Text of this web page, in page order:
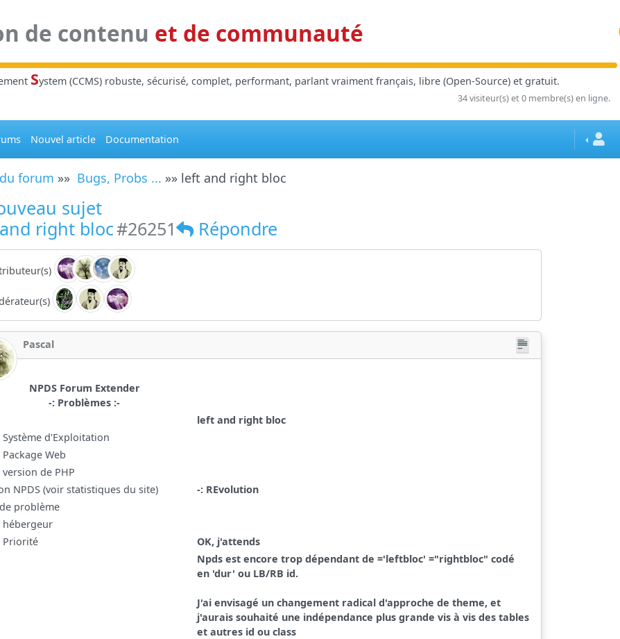
de contenu et de communauté
System (CCMS) robuste, sécurisé, complet, performant, parlant vraiment français, libre (Open-Source) et gratuit.
34 visiteur(s) et 0 membre(s) en ligne.
Nouvel article Documentation
forum »» Bugs, Probs ... »» left and right bloc
sujet
right bloc#26251 Répondre
Pascal
NPDS Forum Extender
-: Problèmes :-
left and right bloc
Système d'Exploitation
Web
de PHP
NPDS (voir statistiques du site)
-: REvolution
problème
hébergeur
Priorité
OK, j'attends
Npds est encore trop dépendant de ='leftbloc' ="rightbloc" codé
en 'dur' ou LB/RB id.
J'ai envisagé un changement radical d'approche de theme, et
j'aurais souhaité une indépendance plus grande vis à vis des tables
et autres id ou class